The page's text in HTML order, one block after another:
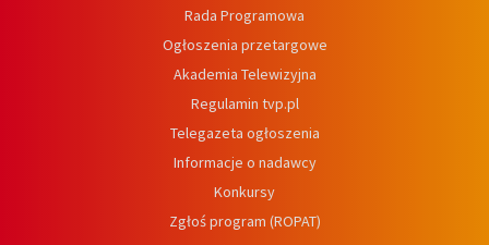
Rada Programowa
Ogłoszenia przetargowe
Akademia Telewizyjna
Regulamin tvp.pl
Telegazeta ogłoszenia
Informacje o nadawcy
Konkursy
Zgłoś program (ROPAT)